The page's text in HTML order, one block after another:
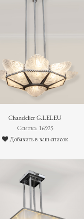
Chandelier G.LELEU
Ссылка: 16925
Добавить в ваш список